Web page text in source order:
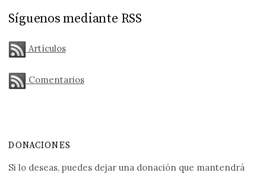
Síguenos mediante RSS
Artículos
Comentarios
DONACIONES
Si lo deseas, puedes dejar una donación que mantendrá